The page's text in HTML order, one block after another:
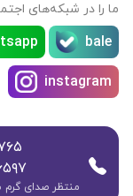
ما را در شبکه‌های
bale
instagram
منتظر صدای